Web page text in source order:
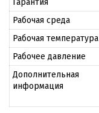
Гарантия
Рабочая среда
Рабочая температура
Рабочее давление
Дополнительная
информация